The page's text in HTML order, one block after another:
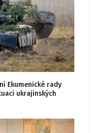
Ekumenické rady
ukrajinských